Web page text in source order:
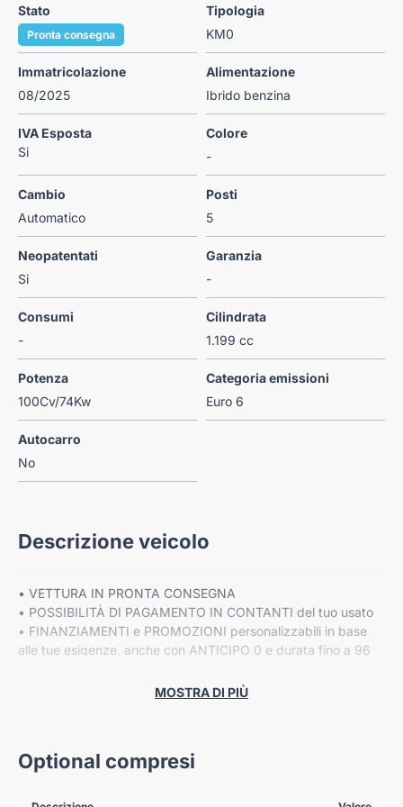
Stato
Pronta consegna
Tipologia
KM0
Immatricolazione
08/2025
Alimentazione
Ibrido benzina
IVA Esposta
Si
Colore
-
Cambio
Automatico
Posti
5
Neopatentati
Si
Garanzia
-
Consumi
-
Cilindrata
1.199 cc
Potenza
100Cv/74Kw
Categoria emissioni
Euro 6
Autocarro
No
Descrizione veicolo
• VETTURA IN PRONTA CONSEGNA
• POSSIBILITÀ DI PAGAMENTO IN CONTANTI del tuo usato
• FINANZIAMENTI e PROMOZIONI personalizzabili in base
alle tue esigenze, anche con ANTICIPO 0 e durata fino a 96
• Fino a 8 ANNI DI GARANZIA ESTESA Cover Gear*
-VERONA, Corso Milano 88/B
-VERONA, Via Gardesane 66
MOSTRA DI PIÙ
Optional compresi